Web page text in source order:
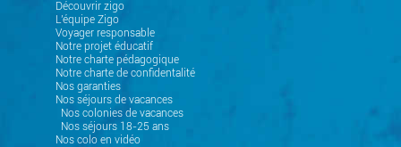
Découvrir zigo
L'équipe Zigo
Voyager responsable
Notre projet éducatif
Notre charte pédagogique
Notre charte de confidentalité
Nos garanties
Nos séjours de vacances
Nos colonies de vacances
Nos séjours 18-25 ans
Nos colo en vidéo